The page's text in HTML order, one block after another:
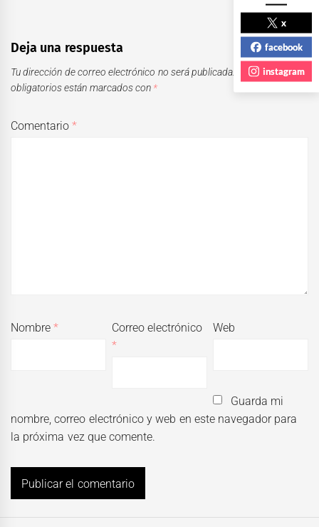
Deja una respuesta
Tu dirección de correo electrónico no será publicada.
Los campos
obligatorios están marcados con *
Comentario*
Nombre*
Correo electrónico
*
Web
Guarda mi
nombre, correo electrónico y web en este navegador para
la próxima vez que comente.
x
facebook
instagram